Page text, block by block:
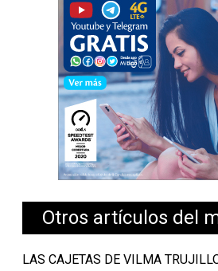
Otros artículos del
LAS CAJETAS DE VILMA